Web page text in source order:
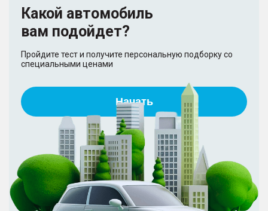
Какой автомобиль
вам подойдет?
Пройдите тест и получите персональную подборку со
специальными ценами
Начать